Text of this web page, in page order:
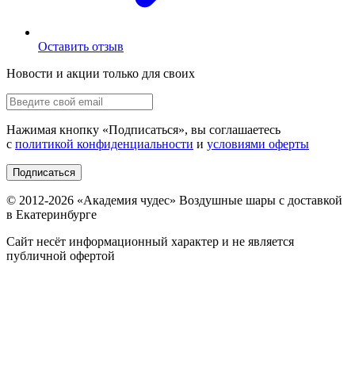
Оставить отзыв
Новости и акции только для своих
Нажимая кнопку «Подписаться», вы соглашаетесь
с политикой конфиденциальности и условиями оферты
Подписаться
© 2012-2026 «Академия чудес» Воздушные шары с доставкой
в Екатеринбурге
Сайт несёт информационный характер и не является
публичной офертой